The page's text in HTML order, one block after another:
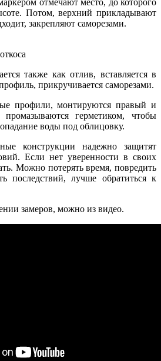
Потом, верхний прикладывают
закрепляют саморезами.
также как отлив, вставляется в
прикручивается саморезами.
профили, монтируются правый и
герметиком, чтобы
воды под облицовку.
конструкции надежно защитят
Если нет уверенности в своих
Можно потерять время, повредить
последствий, лучше обратиться к
замеров, можно из видео.